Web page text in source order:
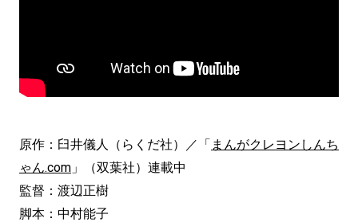
原作：臼井儀人（らくだ社）／「 まんがクレヨンしんち
ゃん.com 」（双葉社）連載中
監督：渡辺正樹
脚本：中村能子